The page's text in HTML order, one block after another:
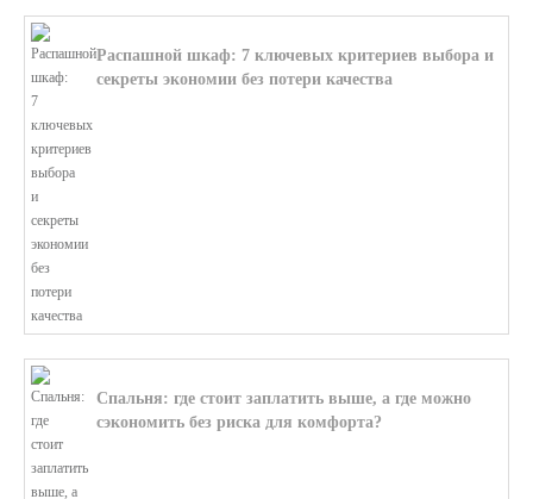
Распашной шкаф: 7 ключевых критериев выбора и
секреты экономии без потери качества
Спальня: где стоит заплатить выше, а где можно
сэкономить без риска для комфорта?